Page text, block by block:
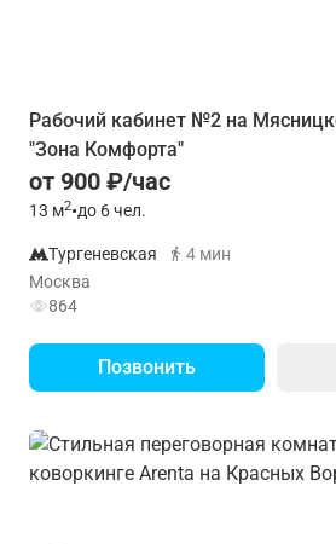
Рабочий кабинет №2 на
"Зона Комфорта"
от 900 ₽/час
13 м2•до 6 чел.
Тургеневская
4 мин
Москва
864
Позвонить